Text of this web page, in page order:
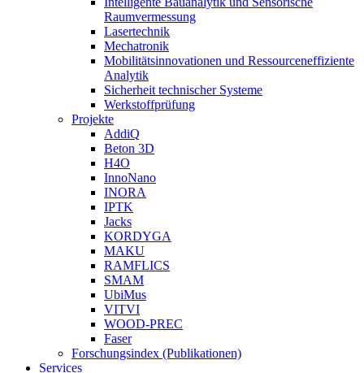
Raumvermessung
Lasertechnik
Mechatronik
Mobilitätsinnovationen und Ressourceneffiziente
Analytik
Sicherheit technischer Systeme
Werkstoffprüfung
Projekte
AddiQ
Beton 3D
H4O
InnoNano
INORA
IPTK
Jacks
KORDYGA
MAKU
RAMFLICS
SMAM
UbiMus
VITVI
WOOD-PREC
Faser
Forschungsindex (Publikationen)
Services